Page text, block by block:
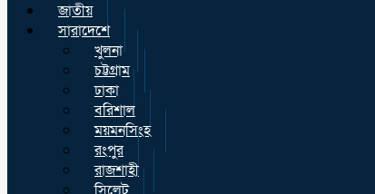
জাতীয়
সারাদেশে
খুলনা
চট্টগ্রাম
ঢাকা
বরিশাল
ময়মনসিংহ
রংপুর
রাজশাহী